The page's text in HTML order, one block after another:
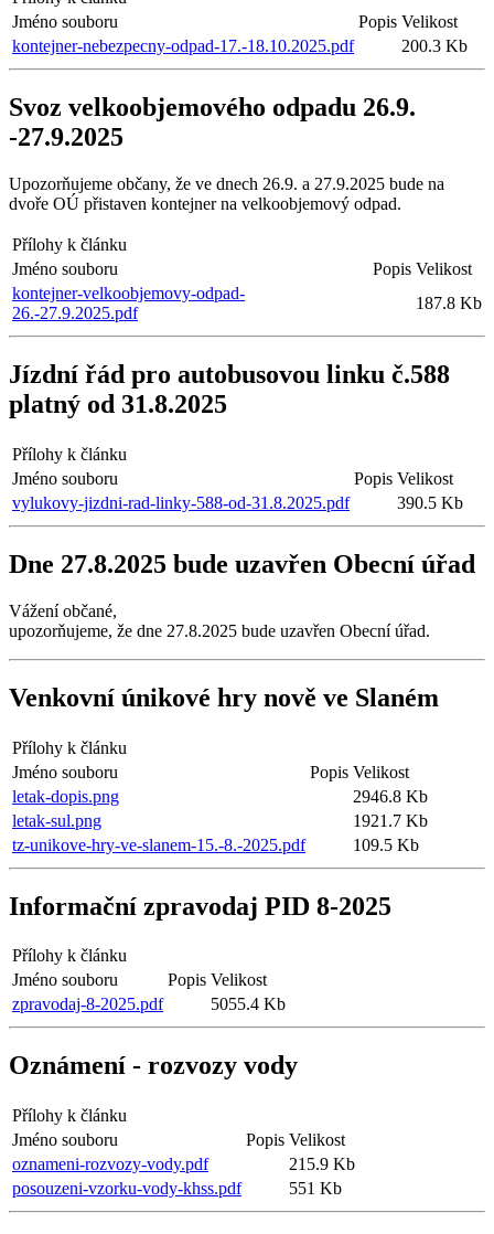
Jméno souboru
Popis Velikost
kontejner-nebezpecny-odpad-17.-18.10.2025.pdf
200.3 Kb
Svoz velkoobjemového odpadu 26.9.
-27.9.2025
Upozorňujeme občany, že ve dnech 26.9. a 27.9.2025 bude na
dvoře OÚ přistaven kontejner na velkoobjemový odpad.
Přílohy k článku
Jméno souboru
Popis Velikost
kontejner-velkoobjemovy-odpad-
26.-27.9.2025.pdf
187.8 Kb
Jízdní řád pro autobusovou linku č.588
platný od 31.8.2025
Přílohy k článku
Jméno souboru
Popis Velikost
vylukovy-jizdni-rad-linky-588-od-31.8.2025.pdf
390.5 Kb
Dne 27.8.2025 bude uzavřen Obecní úřad
Vážení občané,
upozorňujeme, že dne 27.8.2025 bude uzavřen Obecní úřad.
Venkovní únikové hry nově ve Slaném
Přílohy k článku
Jméno souboru
Popis Velikost
letak-dopis.png
2946.8 Kb
letak-sul.png
1921.7 Kb
tz-unikove-hry-ve-slanem-15.-8.-2025.pdf
109.5 Kb
Informační zpravodaj PID 8-2025
Přílohy k článku
Jméno souboru
Popis Velikost
zpravodaj-8-2025.pdf
5055.4 Kb
Oznámení - rozvozy vody
Přílohy k článku
Jméno souboru
Popis Velikost
oznameni-rozvozy-vody.pdf
215.9 Kb
posouzeni-vzorku-vody-khss.pdf
551 Kb